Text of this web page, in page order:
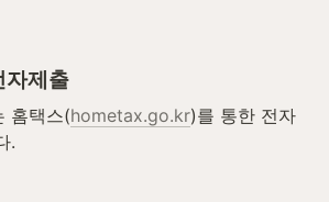
자제출
홈택스(hometax.go.kr)를 통한 전자
.